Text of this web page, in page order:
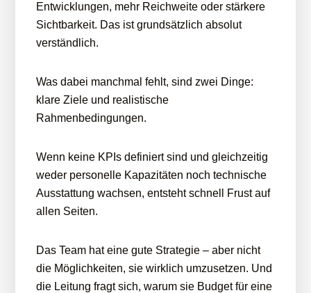
Entwicklungen, mehr Reichweite oder stärkere
Sichtbarkeit. Das ist grundsätzlich absolut
verständlich.
Was dabei manchmal fehlt, sind zwei Dinge:
klare Ziele und realistische
Rahmenbedingungen.
Wenn keine KPIs definiert sind und gleichzeitig
weder personelle Kapazitäten noch technische
Ausstattung wachsen, entsteht schnell Frust auf
allen Seiten.
Das Team hat eine gute Strategie – aber nicht
die Möglichkeiten, sie wirklich umzusetzen. Und
die Leitung fragt sich, warum sie Budget für eine